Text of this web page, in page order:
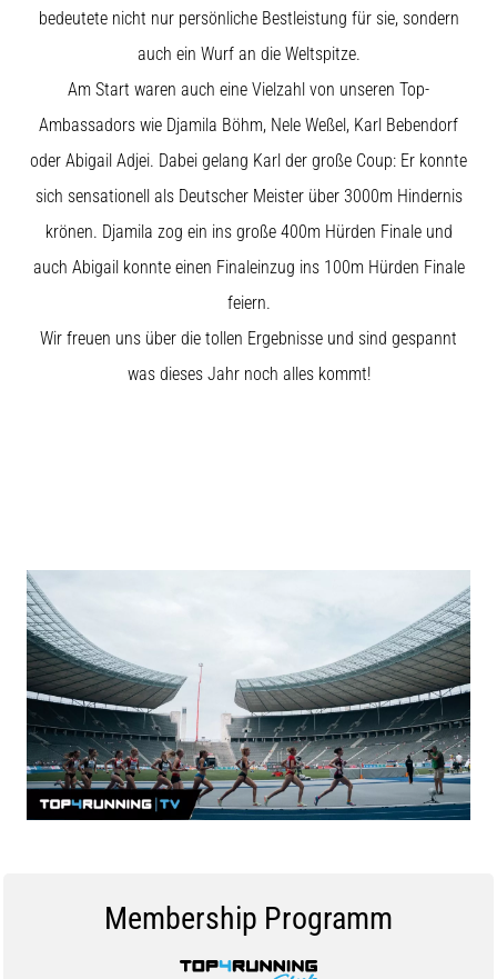
testet
Schnelligkeit,
und
Richtungswechsel.
wird
wo…
und
Prävention
Das
Läuferknie,
auch
bekannt
als
Iliotibiales
Bandsyndrom
(ITBS),
ist
gesundheitliches
bedeutete nicht nur persönliche Bestleistung für sie, sondern
auch ein Wurf an die Weltspitze.
Am Start waren auch eine Vielzahl von unseren Top-
Ambassadors wie Djamila Böhm, Nele Weßel, Karl Bebendorf
oder Abigail Adjei. Dabei gelang Karl der große Coup: Er konnte
sich sensationell als Deutscher Meister über 3000m Hindernis
krönen. Djamila zog ein ins große 400m Hürden Finale und
auch Abigail konnte einen Finaleinzug ins 100m Hürden Finale
feiern.
Wir freuen uns über die tollen Ergebnisse und sind gespannt
was dieses Jahr noch alles kommt!
Membership Programm